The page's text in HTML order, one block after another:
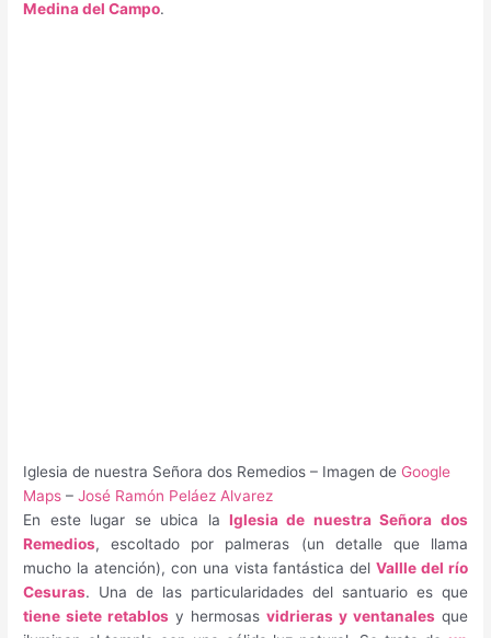
Medina del Campo.
Iglesia de nuestra Señora dos Remedios – Imagen de Google
Maps –José Ramón Peláez Alvarez
En este lugar se ubica la Iglesia de nuestra Señora dos
Remedios, escoltado por palmeras (un detalle que llama
mucho la atención), con una vista fantástica delVallle del río
Cesuras. Una de las particularidades del santuario es que
tiene siete retablos y hermosas vidrieras y ventanalesque